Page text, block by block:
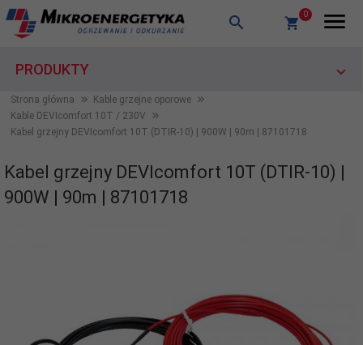
0
PRODUKTY
Strona główna
Kable grzejne oporowe
Kable DEVIcomfort 10T / 230V
Kabel grzejny DEVIcomfort 10T (DTIR-10) | 900W | 90m | 87101718
Kabel grzejny DEVIcomfort 10T (DTIR-10) |
900W | 90m | 87101718